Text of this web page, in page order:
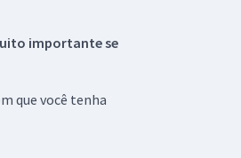
importante se
que você tenha